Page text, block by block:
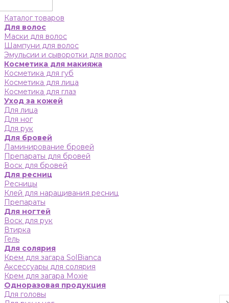
Каталог товаров
Для волос
Маски для волос
Шампуни для волос
Эмульсии и сыворотки для волос
Косметика для макияжа
Косметика для губ
Косметика для лица
Косметика для глаз
Уход за кожей
Для лица
Для ног
Для рук
Для бровей
Ламинирование бровей
Препараты для бровей
Воск для бровей
Для ресниц
Ресницы
Клей для наращивания ресниц
Препараты
Для ногтей
Воск для рук
Втирка
Гель
Для солярия
Крем для загара SolBianca
Аксессуары для солярия
Крем для загара Moxie
Одноразовая продукция
Для головы